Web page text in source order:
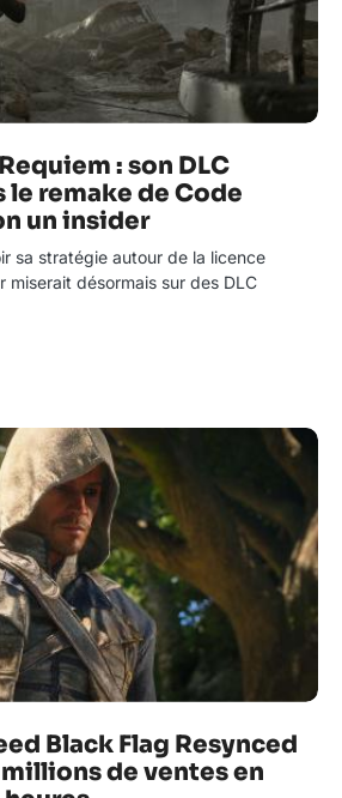
: son DLC
remake de Code
un insider
sa stratégie autour de la licence
miserait désormais sur des DLC
Black Flag Resynced
de ventes en